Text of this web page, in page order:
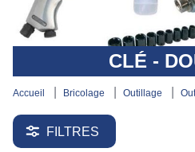
CLÉ -
accueil bricolage outillage
FILTRES